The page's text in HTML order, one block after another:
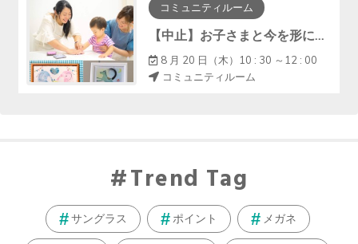
コミュニティルーム
【中止】お子さまと今を形に『手形アート・ﾌｧｰｽﾄｶｯﾄｱｰﾄ』
8 月 20 日（木）10 : 30 ～12 : 00
コミュニティルーム
Trend Tag
サングラス ポイント メガネ